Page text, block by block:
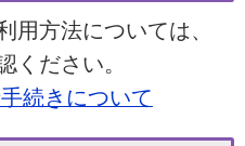
用方法については、
ください。
続きについて